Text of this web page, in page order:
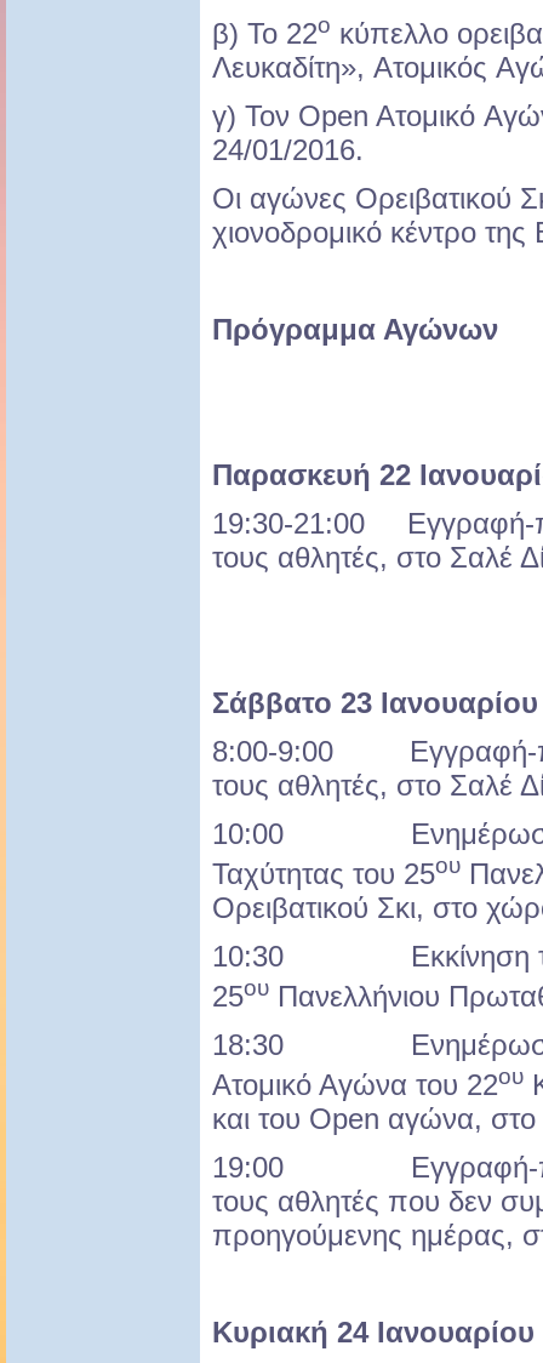
β) Το 22ο κύπελλο
Λευκαδίτη», Aτομικός
γ) Τον Open Aτομικό
24/01/2016.
Οι αγώνες Ορειβατικού
χιονοδρομικό κέντρο της
Πρόγραμμα Αγώνων
Παρασκευή 22
19:30-21:00 Εγγραφή-
τους αθλητές, στο Σαλέ
Σάββατο 23
8:00-9:00 Εγγραφή-
τους αθλητές, στο Σαλέ
10:00 Ενημέρωση
Ταχύτητας του 25ου
Ορειβατικού Σκι, στο
10:30 Εκκίνηση του
25ου Πανελλήνιου
18:30 Ενημέρωση
Ατομικό Αγώνα του 22ου
και του Open αγώνα, στο
19:00 Εγγραφή-
τους αθλητές που δεν
προηγούμενης ημέρας,
Κυριακή 24Ιανουαρίου